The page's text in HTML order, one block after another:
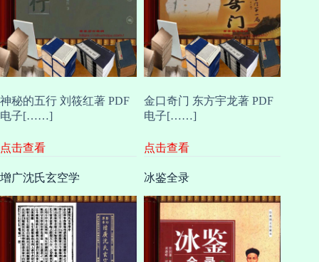
神秘的五行 刘筱红著 PDF
电子[……]
点击查看
金口奇门 东方宇龙著 PDF
电子[……]
点击查看
增广沈氏玄空学 冰鉴全录